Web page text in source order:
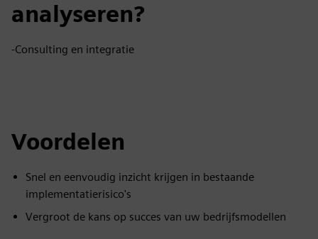
analyseren?
-Consulting en integratie
Voordelen
Snel en eenvoudig inzicht krijgen in bestaande
implementatierisico's
Vergroot de kans op succes van uw bedrijfsmodellen